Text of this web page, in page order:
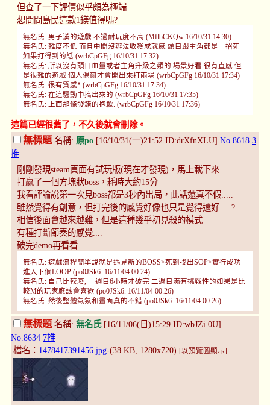
但查了一下評價似乎頗為極端
想問問島民這款1鎂值得嗎?
無名氏: 男子漢的遊戲 不過耐玩度不高 (MflbCKQw 16/10/31 14:30)
無名氏: 難度不低 而且中間沒辦法收獲成就感 頭目跟主角都是一招死
如果打得到的話 (wrbCpGFg 16/10/31 17:32)
無名氏: 所以沒有頭目血量或者主角升級之類的 場景好看 很有直感 但
是很難的遊戲 個人偶爾才會開出來打兩場 (wrbCpGFg 16/10/31 17:34)
無名氏: 很有質感* (wrbCpGFg 16/10/31 17:34)
無名氏: 在這騷動中搞出來的 (wrbCpGFg 16/10/31 17:35)
無名氏: 上面那條發錯的抱歉. (wrbCpGFg 16/10/31 17:36)
這篇已經很舊了，不久後就會刪除。
無標題 名稱: 原po [16/10/31(一)21:52 ID:drXfnXLU] No.8618 3
推
剛剛發現steam頁面有試玩版(現在才發現)，馬上載下來
打贏了一個方塊狀boss，耗時大約15分
我看評論說第一次見boss都是3秒內出局，此話還真不假.....
雖然覺得有創意，但打完後的感覺好像也只是覺得還好.....?
相信後面會越來越難，但是這種幾乎初見殺的模式
有種打斷節奏的感覺....
破完demo再看看
無名氏: 遊戲流程簡單說就是遇見新的BOSS>死到找出SOP>實行成功
進入下個LOOP (po0JSk6. 16/11/04 00:24)
無名氏: 自己比較廢, 一週目6小時才破完 二週目滿有挑戰性的如果是比
較M的玩家應該會喜歡 (po0JSk6. 16/11/04 00:26)
無名氏: 然後整體氣氛和畫面真的不錯 (po0JSk6. 16/11/04 00:26)
無標題名稱: 無名氏[16/11/06(日)15:29 ID:wbJZi.0U]
No.8634 7推
檔名： 1478417391456.jpg-(38 KB, 1280x720) [以預覽圖顯示]